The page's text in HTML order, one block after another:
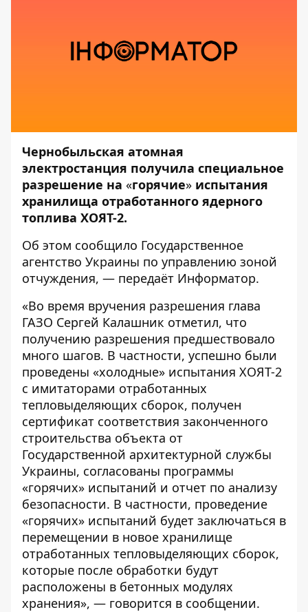
Чернобыльская атомная
электростанция получила специальное
разрешение на «горячие» испытания
хранилища отработанного ядерного
топлива ХОЯТ-2.
Об этом сообщило Государственное
агентство Украины по управлению зоной
отчуждения, — передаёт Информатор.
«Во время вручения разрешения глава
ГАЗО Сергей Калашник отметил, что
получению разрешения предшествовало
много шагов. В частности, успешно были
проведены «холодные» испытания ХОЯТ-2
с имитаторами отработанных
тепловыделяющих сборок, получен
сертификат соответствия законченного
строительства объекта от
Государственной архитектурной службы
Украины, согласованы программы
«горячих» испытаний и отчет по анализу
безопасности. В частности, проведение
«горячих» испытаний будет заключаться в
перемещении в новое хранилище
отработанных тепловыделяющих сборок,
которые после обработки будут
расположены в бетонных модулях
хранения», — говорится в сообщении.